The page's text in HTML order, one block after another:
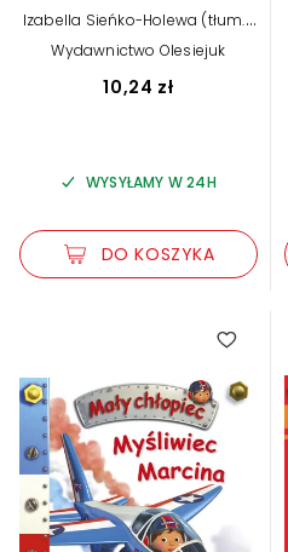
Izabella Sieńko-Holewa (tłum.),
Nathalie Belineau
Alexis Nesme
(ilustr.)
Wydawnictwo Olesiejuk
10,24 zł
WYSYŁAMY W 24H
DO KOSZYKA